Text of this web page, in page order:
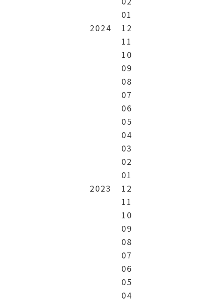
01
2024
12
11
10
09
08
07
06
05
04
03
02
01
2023
12
11
10
09
08
07
06
05
04